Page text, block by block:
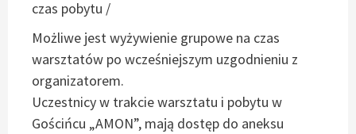
czas pobytu /
Możliwe jest wyżywienie grupowe na czas
warsztatów po wcześniejszym uzgodnieniu z
organizatorem.
Uczestnicy w trakcie warsztatu i pobytu w
Gościńcu „AMON”, mają dostęp do aneksu